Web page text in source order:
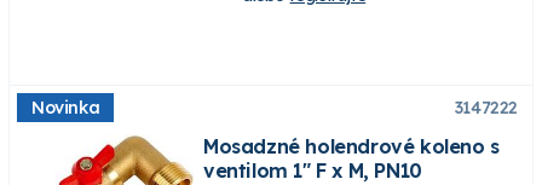
Novinka 3147222
Mosadzné holendrové koleno s
ventilom 1" F x M, PN10